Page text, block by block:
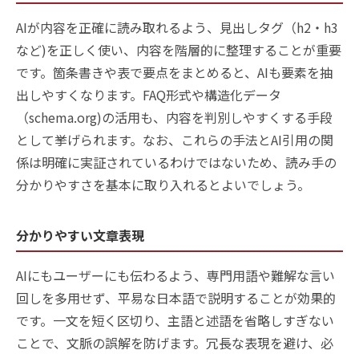
AIが内容を正確に読み取れるよう、見出しタグ（h2・h3
など)を正しく使い、内容を階層的に整理することが重要
です。箇条書きや表で要点をまとめると、AIも要素を抽
出しやすくなります。FAQ形式や構造化データ
（schema.org)の活用も、内容を判別しやすくする手段
として挙げられます。なお、これらの手法とAI引用の関
係は明確に実証されているわけではないため、読み手の
分かりやすさを基本に取り入れるとよいでしょう。
分かりやすい文章表現
AIにもユーザーにも伝わるよう、専門用語や難解な言い
回しを多用せず、平易な日本語で説明することが効果的
です。一文を短く区切り、主語と述語を省略しすぎない
ことで、文脈の誤解を防げます。冗長な表現を避け、必